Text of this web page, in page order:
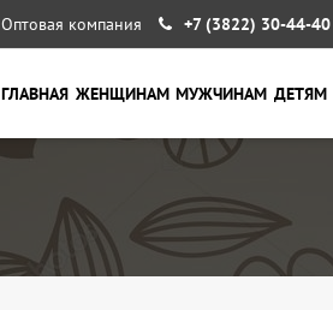
Оптовая компания +7 (3822) 30-44-40
ГЛАВНАЯ ЖЕНЩИНАМ МУЖЧИНАМ ДЕТЯМ